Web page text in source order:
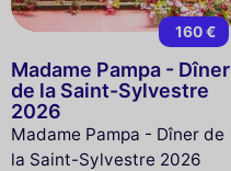
160 €
Madame Pampa - Dîner
de la Saint-Sylvestre
2026
Madame Pampa - Dîner de
la Saint-Sylvestre 2026